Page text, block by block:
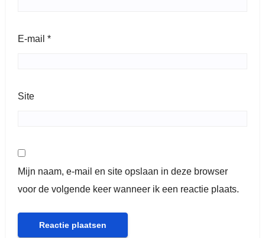
E-mail *
Site
Mijn naam, e-mail en site opslaan in deze browser
voor de volgende keer wanneer ik een reactie plaats.